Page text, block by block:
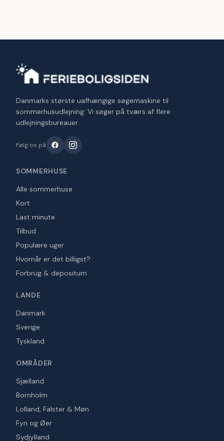
Danmarks største uafhængige søgemaskine til
sommerhusudlejning. Vi søger på tværs af flere
udlejningsbureauer.
Følg os på
SOMMERHUSE
Alle sommerhuse
Kort
Last minute
Tilbud
Populære uger
Hvornår er det billigst?
Forbrug & depositum
LANDE
Danmark
Sverige
Tyskland
OMRÅDER
Sjælland
Bornholm
Lolland, Falster & Møn
Fyn og Øer
Sydjylland